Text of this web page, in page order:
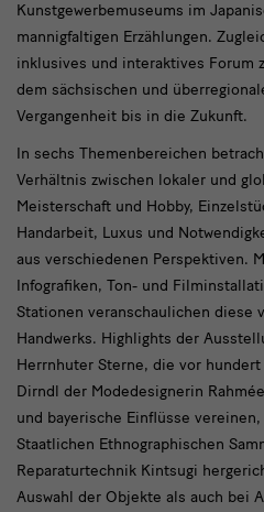
Kunstgewerbemuseums im
mannigfaltigen Erzählungen.
inklusives und interaktives Forum
dem sächsischen und
Vergangenheit bis in die Zukunft.
In sechs Themenbereichen
Verhältnis zwischen lokaler und
Meisterschaft und Hobby,
Handarbeit, Luxus und
aus verschiedenen Perspektiven.
Infografiken, Ton- und
Stationen veranschaulichen diese
Handwerks. Highlights der
Herrnhuter Sterne, die vor
Dirndl der Modedesignerin
und bayerische Einflüsse
Staatlichen Ethnographischen
Reparaturtechnik Kintsugi
Auswahl der Objekte als auch bei